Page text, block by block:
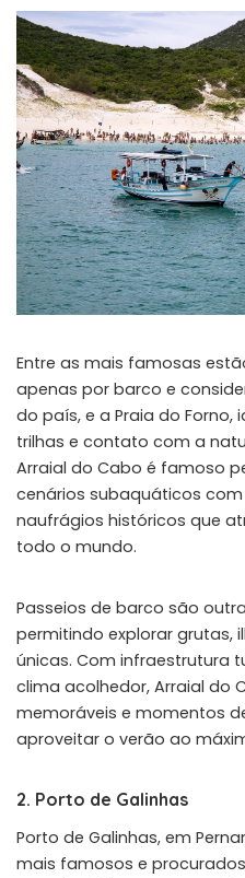
Entre as mais famosas
apenas por barco e
do país, e a Praia do
trilhas e contato com a
Arraial do Cabo é famoso
cenários subaquáticos
naufrágios históricos que
todo o mundo.
Passeios de barco são
permitindo explorar grutas,
únicas. Com infraestrutura
clima acolhedor, Arraial do
memoráveis e momentos
aproveitar o verão ao
2. Porto de Galinhas
Porto de Galinhas, em
mais famosos e